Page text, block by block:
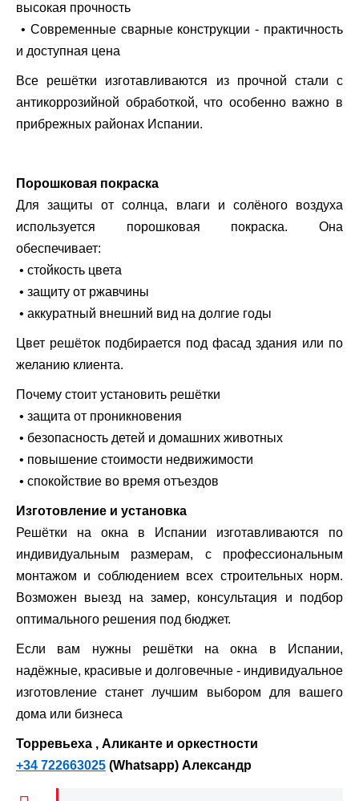
высокая прочность
• Современные сварные конструкции - практичность
и доступная цена
Все решётки изготавливаются из прочной стали с
антикоррозийной обработкой, что особенно важно в
прибрежных районах Испании.
Порошковая покраска
Для защиты от солнца, влаги и солёного воздуха
используется порошковая покраска. Она
обеспечивает:
• стойкость цвета
• защиту от ржавчины
• аккуратный внешний вид на долгие годы
Цвет решёток подбирается под фасад здания или по
желанию клиента.
Почему стоит установить решётки
• защита от проникновения
• безопасность детей и домашних животных
• повышение стоимости недвижимости
• спокойствие во время отъездов
Изготовление и установка
Решётки на окна в Испании изготавливаются по
индивидуальным размерам, с профессиональным
монтажом и соблюдением всех строительных норм.
Возможен выезд на замер, консультация и подбор
оптимального решения под бюджет.
Если вам нужны решётки на окна в Испании,
надёжные, красивые и долговечные - индивидуальное
изготовление станет лучшим выбором для вашего
дома или бизнеса
Торревьеха , Аликанте и оркестности
+34 722663025 (Whatsapp) Александр